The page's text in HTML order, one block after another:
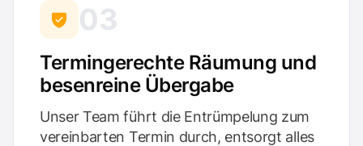
03
Termingerechte Räumung und
besenreine Übergabe
Unser Team führt die Entrümpelung zum
vereinbarten Termin durch, entsorgt alles